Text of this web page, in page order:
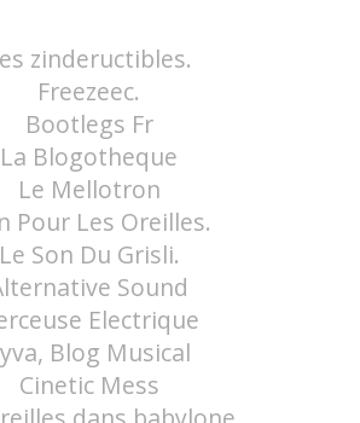
zindeructibles.
Freezeec.
Bootlegs Fr
La Blogotheque
Le Mellotron
Pour Les Oreilles.
Le Son Du Grisli.
Sound
Electrique
Blog Musical
Cinetic Mess